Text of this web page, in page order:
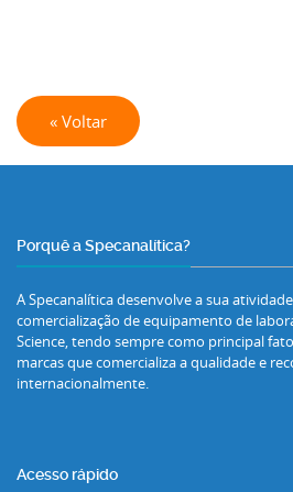
« Voltar
Porquê a Specanalítica?
A Specanalítica desenvolve a sua
comercialização de equipamento de
Science, tendo sempre como principal
marcas que comercializa a qualidade e
internacionalmente.
Acesso rápido